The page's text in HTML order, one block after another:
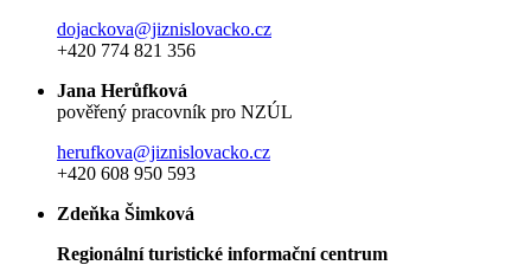
dojackova@jiznislovacko.cz
+420 774 821 356
Jana Herůfková
pověřený pracovník pro NZÚL
herufkova@jiznislovacko.cz
+420 608 950 593
Zdeňka Šimková
Regionální turistické informační centrum